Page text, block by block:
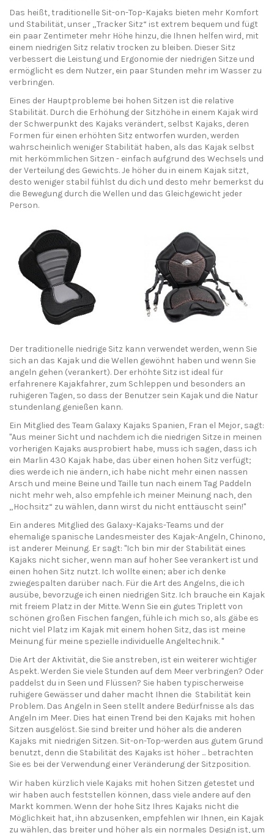
Das heißt, traditionelle Sit-on-Top-Kajaks bieten mehr Komfort
und Stabilität, unser „Tracker Sitz“ ist extrem bequem und fügt
ein paar Zentimeter mehr Höhe hinzu, die Ihnen helfen wird, mit
einem niedrigen Sitz relativ trocken zu bleiben. Dieser Sitz
verbessert die Leistung und Ergonomie der niedrigen Sitze und
ermöglicht es dem Nutzer, ein paar Stunden mehr im Wasser zu
verbringen.
Eines der Hauptprobleme bei hohen Sitzen ist die relative
Stabilität. Durch die Erhöhung der Sitzhöhe in einem Kajak wird
der Schwerpunkt des Kajaks verändert, selbst Kajaks, deren
Formen für einen erhöhten Sitz entworfen wurden, werden
wahrscheinlich weniger Stabilität haben, als das Kajak selbst
mit herkömmlichen Sitzen - einfach aufgrund des Wechsels und
der Verteilung des Gewichts. Je höher du in einem Kajak sitzt,
desto weniger stabil fühlst du dich und desto mehr bemerkst du
die Bewegung durch die Wellen und das Gleichgewicht jeder
Person.
Der traditionelle niedrige Sitz kann verwendet werden, wenn Sie
sich an das Kajak und die Wellen gewöhnt haben und wenn Sie
angeln gehen (verankert). Der erhöhte Sitz ist ideal für
erfahrenere Kajakfahrer, zum Schleppen und besonders an
ruhigeren Tagen, so dass der Benutzer sein Kajak und die Natur
stundenlang genießen kann.
Ein Mitglied des Team Galaxy Kajaks Spanien, Fran el Mejor, sagt:
"Aus meiner Sicht und nachdem ich die niedrigen Sitze in meinen
vorherigen Kajaks ausprobiert habe, muss ich sagen, dass ich
ein Marlin 430 Kajak habe, das über einen hohen Sitz verfügt;
dies werde ich nie ändern, ich habe nicht mehr einen nassen
Arsch und meine Beine und Taille tun nach einem Tag Paddeln
nicht mehr weh, also empfehle ich meiner Meinung nach, den
„Hochsitz“ zu wählen, dann wirst du nicht enttäuscht sein!"
Ein anderes Mitglied des Galaxy-Kajaks-Teams und der
ehemalige spanische Landesmeister des Kajak-Angeln, Chinono,
ist anderer Meinung. Er sagt: "Ich bin mir der Stabilität eines
Kajaks nicht sicher, wenn man auf hoher See verankert ist und
einen hohen Sitz nutzt. Ich wollte einen; aber ich denke
zwiegespalten darüber nach. Für die Art des Angelns, die ich
ausübe, bevorzuge ich einen niedrigen Sitz. Ich brauche ein Kajak
mit freiem Platz in der Mitte. Wenn Sie ein gutes Triplett von
schönen großen Fischen fangen, fühle ich mich so, als gäbe es
nicht viel Platz im Kajak mit einem hohen Sitz, das ist meine
Meinung für meine spezielle individuelle Angeltechnik. "
Die Art der Aktivität, die Sie anstreben, ist ein weiterer wichtiger
Aspekt. Werden Sie viele Stunden auf dem Meer verbringen? Oder
paddelst du in Seen und Flüssen? Sie haben typischerweise
ruhigere Gewässer und daher macht Ihnen die Stabilität kein
Problem. Das Angeln in Seen stellt andere Bedürfnisse als das
Angeln im Meer. Dies hat einen Trend bei den Kajaks mit hohen
Sitzen ausgelöst. Sie sind breiter und höher als die anderen
Kajaks mit niedrigen Sitzen. Sit-on-Top-werden aus gutem Grund
benutzt, denn die Stabilität des Kajaks ist höher ... betrachten
Sie es bei der Verwendung einer Veränderung der Sitzposition.
Wir haben kürzlich viele Kajaks mit hohen Sitzen getestet und
wir haben auch feststellen können, dass viele andere auf den
Markt kommen. Wenn der hohe Sitz Ihres Kajaks nicht die
Möglichkeit hat, ihn abzusenken, empfehlen wir Ihnen, ein Kajak
zu wählen, das breiter und höher als ein normales Design ist, um